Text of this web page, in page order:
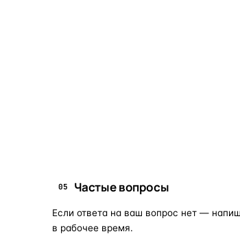
05 Частые вопросы
Если ответа на ваш вопрос нет —
в рабочее время.